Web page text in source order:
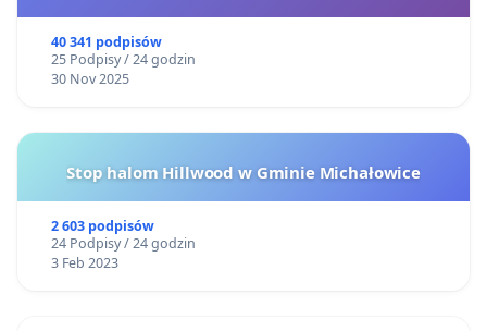
40 341 podpisów
25 Podpisy / 24 godzin
30 Nov 2025
Stop halom Hillwood w Gminie Michałowice
2 603 podpisów
24 Podpisy / 24 godzin
3 Feb 2023